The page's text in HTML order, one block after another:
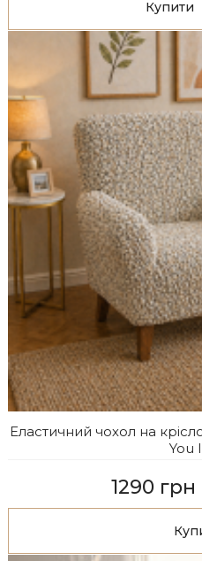
Купити
Еластичний чохол на
You
1290 грн